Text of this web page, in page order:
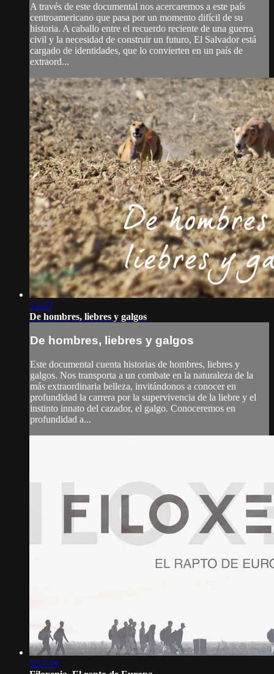
A través de este documental nos acercaremos a este país
centroamericano que pasa por un momento difícil de su
historia. A caballo entre el recuerdo reciente de una guerra
civil y la necesidad de construir un futuro, El Salvador está
cargado de identidades, que lo convierten en un país de
extraord...
53:22
De hombres, liebres y galgos
De hombres, liebres y galgos
Este documental cuenta historias de hombres, liebres y
galgos. Nos transporta a un combate en la naturaleza de la
más extraordinaria belleza, invitándonos a conocer en
profundidad la carrera por la supervivencia de la liebre y el
instinto innato del cazador, el galgo. Conoceremos en
profundidad a...
1:17:19